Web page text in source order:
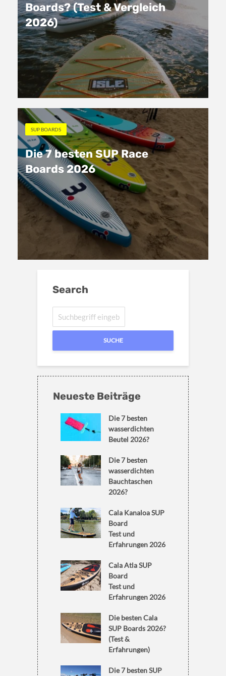
Boards? (Test & Vergleich
2026)
SUP BOARDS
Die 7 besten SUP Race
Boards 2026
Search
SUCHE
Neueste Beiträge
Die 7 besten
wasserdichten
Beutel 2026?
Die 7 besten
wasserdichten
Bauchtaschen
2026?
Cala Kanaloa SUP
Board
Test und
Erfahrungen 2026
Cala Atla SUP
Board
Test und
Erfahrungen 2026
Die besten Cala
SUP Boards 2026?
(Test &
Erfahrungen)
Die 7 besten SUP